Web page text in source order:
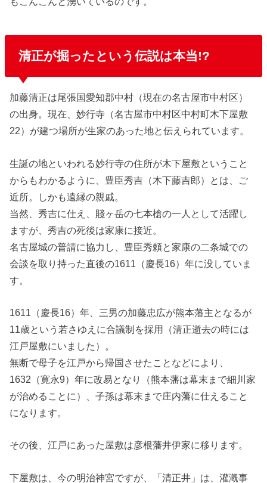
清正が掘ったという伝説は本当!?
加藤清正は尾張国愛知郡中村（現在の名古屋市中村区）
の出身。現在、妙行寺（名古屋市中村区中村町木下屋敷
22）が建つ場所が生家のあった地と伝えられています。
生誕の地といわれる妙行寺の住所が木下屋敷ということ
からもわかるように、豊臣秀吉（木下藤吉郎）とは、ご
近所。しかも遠縁の親戚。
当然、秀吉に仕え、賤ヶ岳の七本槍の一人として活躍し
ますが、秀吉の死後は家康に接近。
名古屋城の普請に協力し、豊臣秀頼と家康の二条城での
会談を取り持った直後の1611（慶長16）年に没していま
す。
1611（慶長16）年、三男の加藤忠広が熊本藩主となるが
11歳という若さゆえに合議制を採用（清正逝去の時には
江戸屋敷にいました）。
無断で母子を江戸から帰国させたことなどにより、
1632（寛永9）年に改易となり（熊本藩は幕末まで細川家
が治めることに）、子孫は幕末まで庄内藩に仕えること
になります。
その後、江戸にあった屋敷は彦根藩井伊家に移ります。
下屋敷は、今の明治神宮ですが、「清正井」は、灌漑事